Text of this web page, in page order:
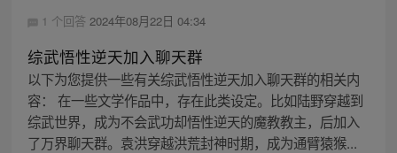
1 个回答 2024年08月22日 04:34
综武悟性逆天加入聊天群
以下为您提供一些有关综武悟性逆天加入聊天群的相关内
容： 在一些文学作品中，存在此类设定。比如陆野穿越到
综武世界，成为不会武功却悟性逆天的魔教教主，后加入
了万界聊天群。袁洪穿越洪荒封神时期，成为通臂猿猴...